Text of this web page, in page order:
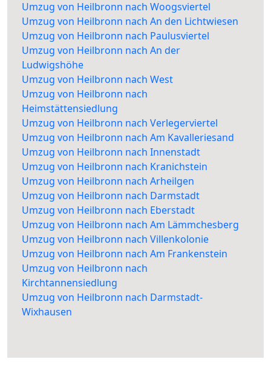
Umzug von Heilbronn nach Woogsviertel
Umzug von Heilbronn nach An den Lichtwiesen
Umzug von Heilbronn nach Paulusviertel
Umzug von Heilbronn nach An der
Ludwigshöhe
Umzug von Heilbronn nach West
Umzug von Heilbronn nach
Heimstättensiedlung
Umzug von Heilbronn nach Verlegerviertel
Umzug von Heilbronn nach Am Kavalleriesand
Umzug von Heilbronn nach Innenstadt
Umzug von Heilbronn nach Kranichstein
Umzug von Heilbronn nach Arheilgen
Umzug von Heilbronn nach Darmstadt
Umzug von Heilbronn nach Eberstadt
Umzug von Heilbronn nach Am Lämmchesberg
Umzug von Heilbronn nach Villenkolonie
Umzug von Heilbronn nach Am Frankenstein
Umzug von Heilbronn nach
Kirchtannensiedlung
Umzug von Heilbronn nach Darmstadt-
Wixhausen